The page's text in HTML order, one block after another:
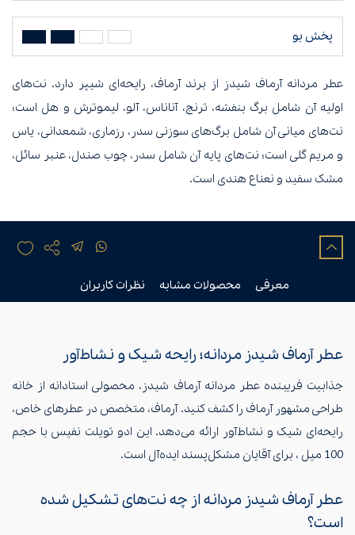
پخش بو
عطر مردانه آرماف شیدز از برند آرماف، رایحه‌ای شیپر دارد. نت‌های
اولیه آن شامل برگ بنفشه، ترنج، آناناس، آلو، لیموترش و هل است؛
نت‌های میانی آن شامل برگ‌های سوزنی سدر، رزماری، شمعدانی، یاس
و مریم گلی است؛ نت‌های پایه آن شامل سدر، چوب صندل، عنبر سائل،
مشک سفید و نعناع هندی است.
معرفی محصولات مشابه نظرات کاربران
عطر آرماف شیدز مردانه؛ رایحه شیک و نشاط‌آور
جذابیت فریبنده عطر مردانه آرماف شیدز، محصولی استادانه از خانه
طراحی مشهور آرماف را کشف کنید. آرماف، متخصص در عطرهای خاص،
رایحه‌ای شیک و نشاط‌آور ارائه می‌دهد. این ادو تویلت نفیس با حجم
100 میل ، برای آقایان مشکل‌پسند ایده‌آل است.
عطر آرماف شیدز مردانه از چه نت‌های تشکیل شده
است؟